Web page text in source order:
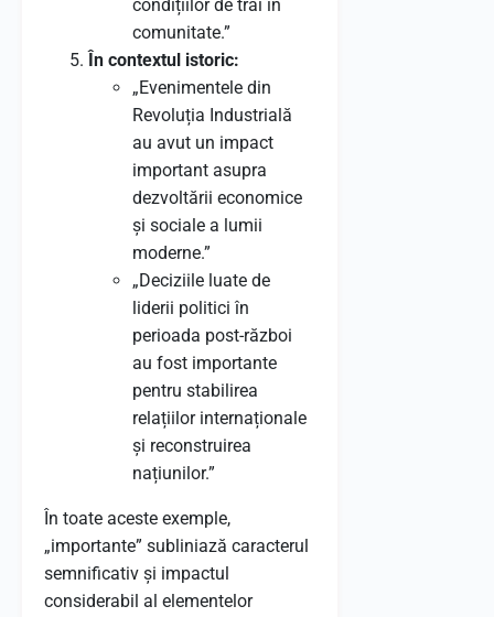
condițiilor de trai în
comunitate.”
În contextul istoric:
„Evenimentele din
Revoluția Industrială
au avut un impact
important asupra
dezvoltării economice
și sociale a lumii
moderne.”
„Deciziile luate de
liderii politici în
perioada post-război
au fost importante
pentru stabilirea
relațiilor internaționale
și reconstruirea
națiunilor.”
În toate aceste exemple,
„importante” subliniază caracterul
semnificativ și impactul
considerabil al elementelor